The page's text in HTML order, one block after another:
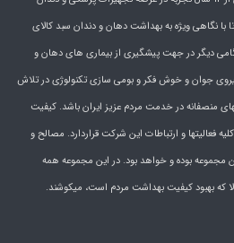
با نگاهی ویژه به بهداشت دهان و دندان سبد کالای
گامی دیگر در جهت پیشگیری از بیماری های دهان و
نیروی جوان و خوش فکر و بومی سازی تکنولوژی در تلاش
منصفانه در خدمت مردم عزیز ایران باشد. کیفیت
فعالیتها و ارتباطات این شرکت قراردارد. مصالح و
مجموعه بوده و خواهد بود. در این مجموعه همه
که بهبود کیفیت بهداشت مردم است، میکوشند.